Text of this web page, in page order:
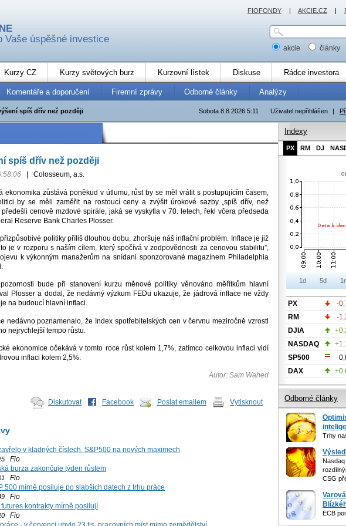
Vaše úspěšné investice
akcie články
Kurzy CZ Kurzy světových burz Kurzovní lístek Diskuse Rádce investora
Komentáře a doporučení Firemní zprávy Odborné články Analýzy
Uživatel nepřihlášen |
Sobota 8.8.2026 5:11
spíš dřív než později
spíš dřív než později
Colosseum, a.s.
ekonomika zůstává poněkud v útlumu, růst by se měl vrátit s postupujícím časem,
by se měli zaměřit na rostoucí ceny a zvýšit úrokové sazby „spíš dřív, než
předešli cenově mzdové spirále, jaká se vyskytla v 70. letech, řekl včera předseda
Reserve Bank Charles Plosser.
politiky příliš dlouhou dobu, zhoršuje náš inflační problém. Inflace je již
je v rozporu s naším cílem, který spočívá v zodpovědnosti za cenovou stabilitu”,
k výkonným manažerům na snídani sponzorované magazínem Philadelphia
bude při stanovení kurzu měnové politiky věnováno měřítkům hlavní
Plosser a dodal, že nedávný výzkum FEDu ukazuje, že jádrová inflace ne vždy
na budoucí hlavní inflaci.
nedávno poznamenalo, že Index spotřebitelských cen v červnu meziročně vzrostl
nejrychlejší tempo růstu.
ekonomice očekává v tomto roce růst kolem 1,7%, zatímco celkovou inflaci vidí
inflaci kolem 2,5%.
Autor: Sam Wahed
Diskutovat Facebook Poslat emailem Vytisknout
v kladných číslech, S&P500 na nových maximech
Fio
burza zakončuje týden růstem
Fio
500 mírně posiluje po slabších datech z trhu práce
Fio
kontrakty mírně posilují
Fio
Indexy
PX RM DJ
1d 5d
PX -
RM
-
DJIA
NASDAQ
SP500
DAX
Odborné články
Trhy
Nasdaq
CSG
ECB
FIOFONDY | AKCIE.CZ |